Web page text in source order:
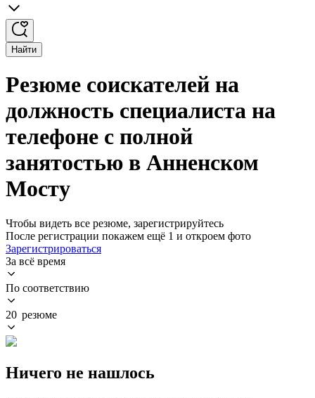
Найти
Резюме соискателей на
должность специалиста на
телефоне с полной
занятостью в Анненском
Мосту
Чтобы видеть все резюме, зарегистрируйтесь
После регистрации покажем ещё 1 и откроем фото
Зарегистрироваться
За всё время
По соответствию
20 резюме
Ничего не нашлось